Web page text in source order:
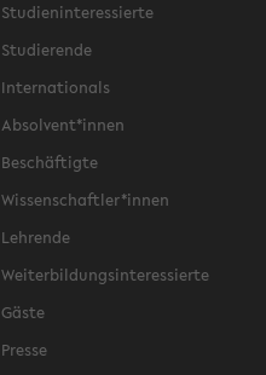
Studieninteressierte
Studierende
Internationals
Absolvent*innen
Beschäftigte
Wissenschaftler*innen
Lehrende
Weiterbildungsinteressierte
Gäste
Presse